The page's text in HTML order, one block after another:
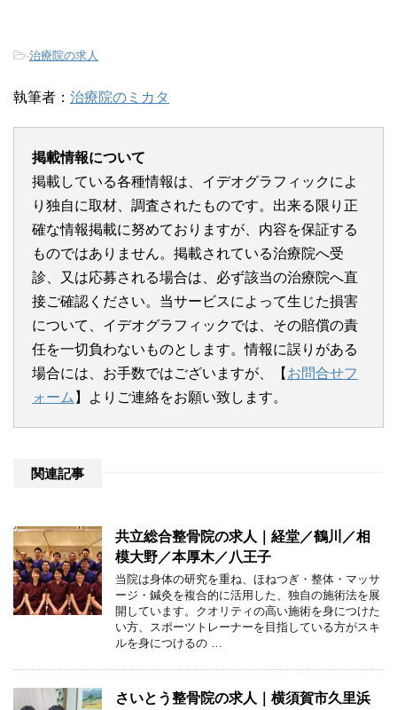
法令に基づき開示することが必要である場合
■個人情報の安全対策
当方は、個人情報の正確性及び安全性確保のために、セキ
ュリティに万全の対策を講じています。
■ご本人の照会
お客さまがご本人の個人情報の照会・修正・削除などをご
希望される場合には、ご本人であることを確認の上、対応
させていただきます。
法令・規範の遵守と見直し
当方は、保有する個人情報に関して適用される日本の法
令、その他規範を遵守するとともに、本ポリシーの内容を
適宜見直し、その改善に努めます。
ーム】までご連絡ください。
-治療院の求人
執筆者： 治療院のミカタ
掲載情報について
掲載している各種情報は、イデオグラフィックによ
り独自に取材、調査されたものです。出来る限り正
確な情報掲載に努めておりますが、内容を保証する
ものではありません。掲載されている治療院へ受
診、又は応募される場合は、必ず該当の治療院へ直
接ご確認ください。当サービスによって生じた損害
について、イデオグラフィックでは、その賠償の責
任を一切負わないものとします。情報に誤りがある
場合には、お手数ではございますが、【 お問合せフ
ォーム 】よりご連絡をお願い致します。
関連記事
共立総合整骨院の求人｜経堂／鶴川／相
模大野／本厚木／八王子
当院は身体の研究を重ね、ほねつぎ・整体・マッサ
ージ・鍼灸を複合的に活用した、独自の施術法を展
開しています。クオリティの高い施術を身につけた
い方、スポーツトレーナーを目指している方がスキ
ルを身につけるの …
さいとう整骨院の求人｜横須賀市久里浜